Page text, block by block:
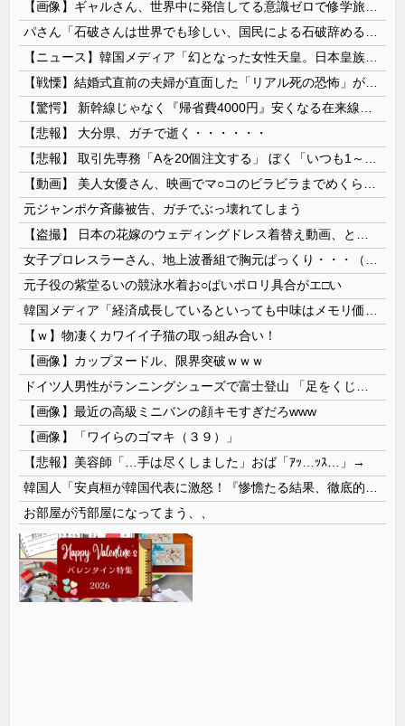
【悲報】 大分県、ガチで逝く・・・・・・
元ジャンポケ斉藤被告、ガチでぶっ壊れてしまう
元子役の紫堂るいの競泳水着お○ぱいポロリ具合がエ□い
【ｗ】物凄くカワイイ子猫の取っ組み合い！
【画像】カップヌードル、限界突破ｗｗｗ
【画像】最近の高級ミニバンの顔キモすぎだろwww
【画像】「ワイらのゴマキ（３９）」
【悲報】美容師「…手は尽くしました」おば「ｱｯ…ｯｽ…」→
お部屋が汚部屋になってまう、、